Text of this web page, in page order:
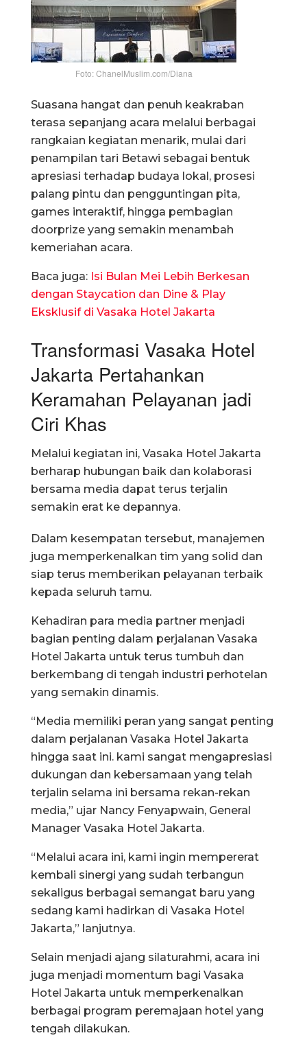
Foto: ChanelMuslim.com/Diana
Suasana hangat dan penuh keakraban
terasa sepanjang acara melalui berbagai
rangkaian kegiatan menarik, mulai dari
penampilan tari Betawi sebagai bentuk
apresiasi terhadap budaya lokal, prosesi
palang pintu dan pengguntingan pita,
games interaktif, hingga pembagian
doorprize yang semakin menambah
kemeriahan acara.
Baca juga: Isi Bulan Mei Lebih Berkesan
dengan Staycation dan Dine & Play
Eksklusif di Vasaka Hotel Jakarta
Transformasi Vasaka Hotel
Jakarta Pertahankan
Keramahan Pelayanan jadi
Ciri Khas
Melalui kegiatan ini, Vasaka Hotel Jakarta
berharap hubungan baik dan kolaborasi
bersama media dapat terus terjalin
semakin erat ke depannya.
Dalam kesempatan tersebut, manajemen
juga memperkenalkan tim yang solid dan
siap terus memberikan pelayanan terbaik
kepada seluruh tamu.
Kehadiran para media partner menjadi
bagian penting dalam perjalanan Vasaka
Hotel Jakarta untuk terus tumbuh dan
berkembang di tengah industri perhotelan
yang semakin dinamis.
“Media memiliki peran yang sangat penting
dalam perjalanan Vasaka Hotel Jakarta
hingga saat ini. kami sangat mengapresiasi
dukungan dan kebersamaan yang telah
terjalin selama ini bersama rekan-rekan
media,” ujar Nancy Fenyapwain, General
Manager Vasaka Hotel Jakarta.
“Melalui acara ini, kami ingin mempererat
kembali sinergi yang sudah terbangun
sekaligus berbagai semangat baru yang
sedang kami hadirkan di Vasaka Hotel
Jakarta,” lanjutnya.
Selain menjadi ajang silaturahmi, acara ini
juga menjadi momentum bagi Vasaka
Hotel Jakarta untuk memperkenalkan
berbagai program peremajaan hotel yang
tengah dilakukan.